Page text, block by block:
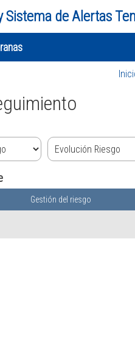
Sistema de Alertas
Gestión del riesgo